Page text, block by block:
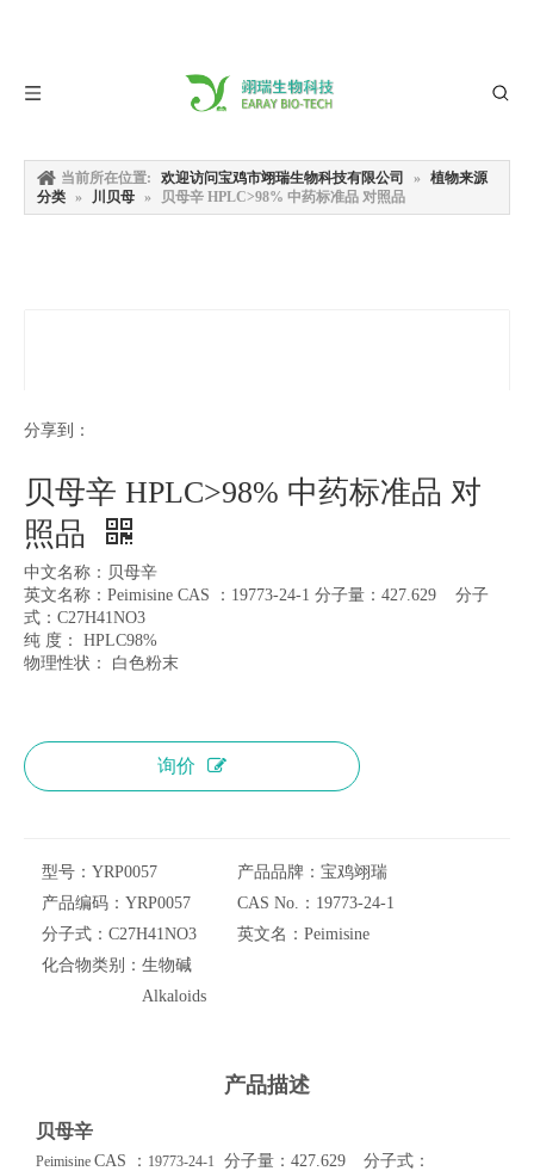
当前所在位置: 欢迎访问宝鸡市翊瑞生物科技有限公司 »
植物来源
分类 » 川贝母 » 贝母辛 HPLC>98% 中药标准品 对照品
分享到：
贝母辛 HPLC>98% 中药标准品 对
照品
中文名称：贝母辛
英文名称：Peimisine CAS ：19773-24-1 分子量：427.629 分子
式：C27H41NO3
纯 度： HPLC98%
物理性状： 白色粉末
询价
型号： YRP0057 产品品牌： 宝鸡翊瑞
产品编码： YRP0057 CAS No.： 19773-24-1
分子式： C27H41NO3 英文名： Peimisine
化合物类别： 生物碱
Alkaloids
产品描述
贝母辛
Peimisine CAS ： 19773-24-1 分子量： 427.629 分子式：